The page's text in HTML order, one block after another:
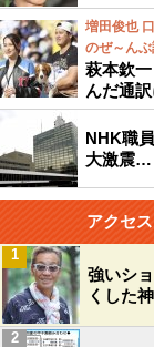
増田俊也
のぜ～んぶ
萩本欽
んだ通
NHK職
大激震…
アクセ
強いシ
くした
1
2